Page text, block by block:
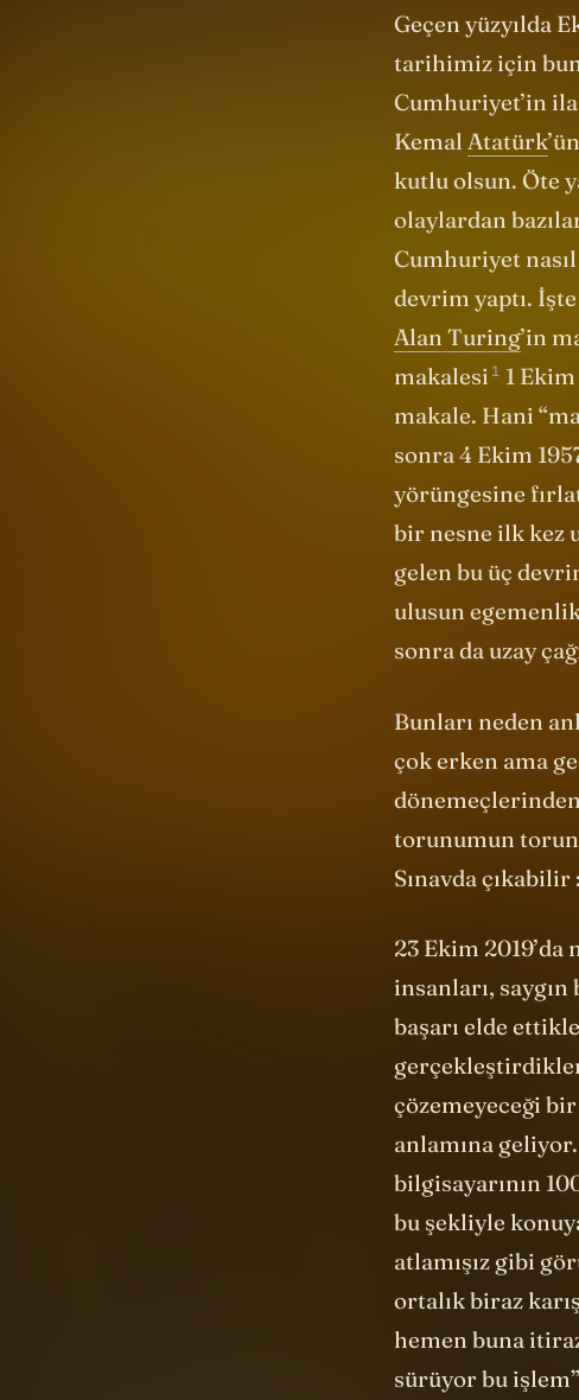
KemalAtatürk
kutlu olsun. Öte
olaylardan
Cumhuriyet
devrim yaptı.
Alan Turing’in
makalesi11 Ekim
makale. Hani
sonra 4 Ekim
yörüngesine
bir nesne ilk kez
gelen bu üç
ulusun
sonra da uzay
Bunları neden
çok erken ama
torunumun
Sınavda çıkabilir
23 Ekim
insanları, saygın
çözemeyeceği
anlamına geliyor.
bilgisayarının
bu şekliyle
atlamışız gibi
ortalık biraz
hemen buna
sürüyor bu
iddiası ve yine
olabileceği kadar
tartışmasız olan